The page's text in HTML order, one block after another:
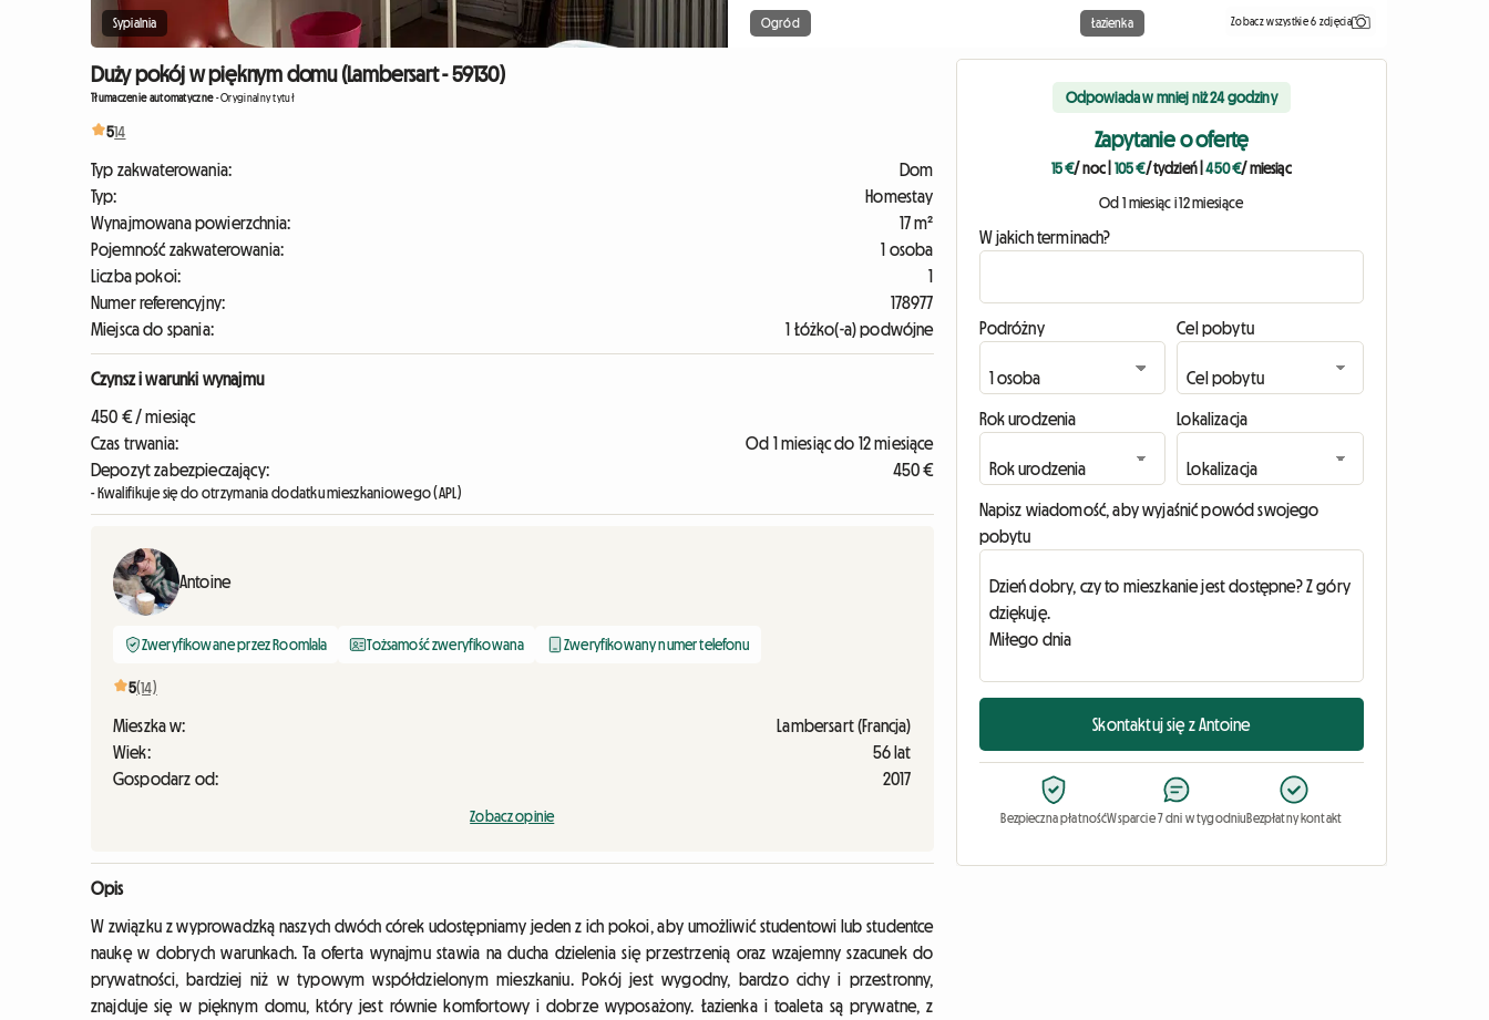
Sypialnia Ogród Łazienka Zobacz wszystkie 6 zdjęcia
Duży pokój w pięknym domu (Lambersart - 59130)
Tłumaczenie automatyczne-Oryginalny tytuł
514
Typ zakwaterowania:
Dom
Typ:
Homestay
Wynajmowana powierzchnia:
17 m²
Pojemność zakwaterowania:
1 osoba
Liczba pokoi:
1
Numer referencyjny:
178977
Miejsca do spania:
1 Łóżko(-a) podwójne
Czynsz i warunki wynajmu
450 € / miesiąc
Czas trwania:
Od 1 miesiąc do 12 miesiące
Depozyt zabezpieczający:
450 €
- Kwalifikuje się do otrzymania dodatku mieszkaniowego (APL)
Antoine
Zweryfikowane przez Roomlala Tożsamość zweryfikowana Zweryfikowany numer telefonu
5(14)
Mieszka w:
Lambersart (Francja)
Wiek:
56 lat
Gospodarz od:
2017
Zobacz opinie
Opis
W związku z wyprowadzką naszych dwóch córek udostępniamy jeden z ich pokoi, aby umożliwić studentowi lub studentce
naukę w dobrych warunkach. Ta oferta wynajmu stawia na ducha dzielenia się przestrzenią oraz wzajemny szacunek do
prywatności, bardziej niż w typowym współdzielonym mieszkaniu. Pokój jest wygodny, bardzo cichy i przestronny,
znajduje się w pięknym domu, który jest równie komfortowy i dobrze wyposażony. Łazienka i toaleta są prywatne, z
Odpowiada w mniej niż 24 godziny
Zapytanie o ofertę
15 €/ noc 105 €/ tydzień|450 €/ miesiąc
Od 1 miesiąc i 12 miesiące
W jakich terminach?
Podróżny Cel pobytu
Rok urodzenia Lokalizacja
Napisz wiadomość, aby wyjaśnić powód swojego
pobytu
Skontaktuj się z Antoine
Bezpieczna płatnośćWsparcie 7 dni w tygodniuBezpłatny kontakt